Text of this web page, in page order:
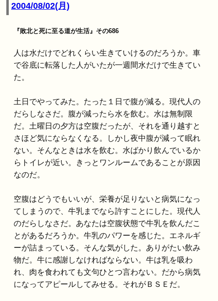
2004/08/02(月)
『敗北と死に至る道が生活』その686
人は水だけでどれくらい生きていけるのだろうか。車
で谷底に転落した人がいたが一週間水だけで生きてい
た。
土日でやってみた。たった１日で腹が減る。現代人の
だらしなさだ。腹が減ったら水を飲む。水は無制限
だ。土曜日の夕方は空腹だったが、それを通り越すと
さほど気にならなくなる。しかし夜中腹が減って眠れ
ない。そんなときは水を飲む。水ばかり飲んでいるか
らトイレが近い。きっとワンルームであることが原因
なのだ。
空腹はどうでもいいが、栄養が足りないと病気になっ
てしまうので、牛乳までなら許すことにした。現代人
のだらしなさだ。あなたは空腹状態で牛乳を飲んだこ
とがあるだろうか。牛乳のパワーを感じた。エネルギ
ーが詰まっている。そんな気がした。ありがたい飲み
物だ。牛に感謝しなければならない。牛は乳を吸わ
れ、肉を食われても文句ひとつ言わない。だから病気
になってアピールしてみせる。それがＢＳＥだ。